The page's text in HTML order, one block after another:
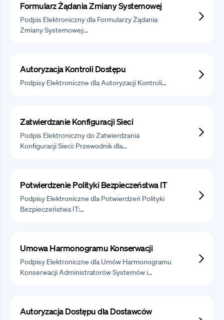
Formularz Żądania Zmiany Systemowej
Podpis Elektroniczny dla Formularzy Żądania
Zmiany Systemowej:…
Autoryzacja Kontroli Dostępu
Podpisy Elektroniczne dla Autoryzacji Kontroli…
Zatwierdzanie Konfiguracji Sieci
Podpis Elektroniczny do Zatwierdzania
Konfiguracji Sieci: Przewodnik dla…
Potwierdzenie Polityki Bezpieczeństwa IT
Podpisy Elektroniczne dla Potwierdzeń Polityki
Bezpieczeństwa IT:…
Umowa Harmonogramu Konserwacji
Podpisy Elektroniczne dla Umów Harmonogramu
Konserwacji Administratorów Systemów i…
Autoryzacja Dostępu dla Dostawców